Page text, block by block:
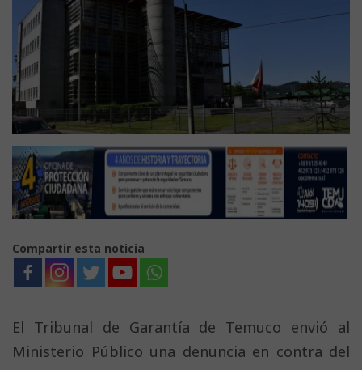
Compartir esta noticia
El Tribunal de Garantía de Temuco envió al
Ministerio Público una denuncia en contra del